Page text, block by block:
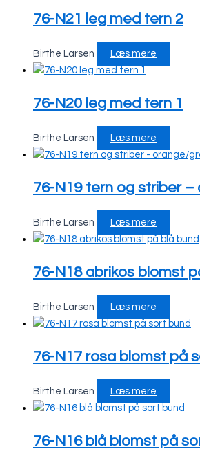
76-N21 leg med tern 2
Birthe Larsen Læs mere
76-N20 leg med tern 1
Birthe Larsen Læs mere
76-N19 tern og striber
Birthe Larsen Læs mere
76-N18 abrikos blomst
Birthe Larsen Læs mere
76-N17 rosa blomst på
Birthe Larsen Læs mere
76-N16 blå blomst på